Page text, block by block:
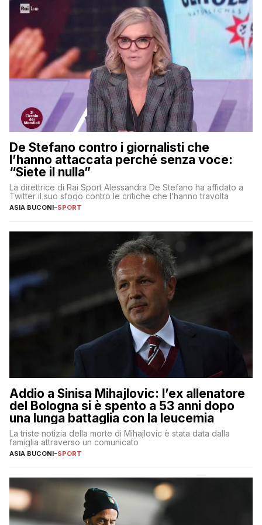
De Stefano contro i giornalisti che
l’hanno attaccata perché senza voce:
“Siete il nulla”
La direttrice di Rai Sport Alessandra De Stefano ha affidato a
Twitter il suo sfogo contro le critiche che l’hanno travolta
ASIA BUCONI-SPORT
Addio a Sinisa Mihajlovic: l’ex allenatore
del Bologna si è spento a 53 anni dopo
una lunga battaglia con la leucemia
La triste notizia della morte di Mihajlovic è stata data dalla
famiglia attraverso un comunicato
ASIA BUCONI-SPORT